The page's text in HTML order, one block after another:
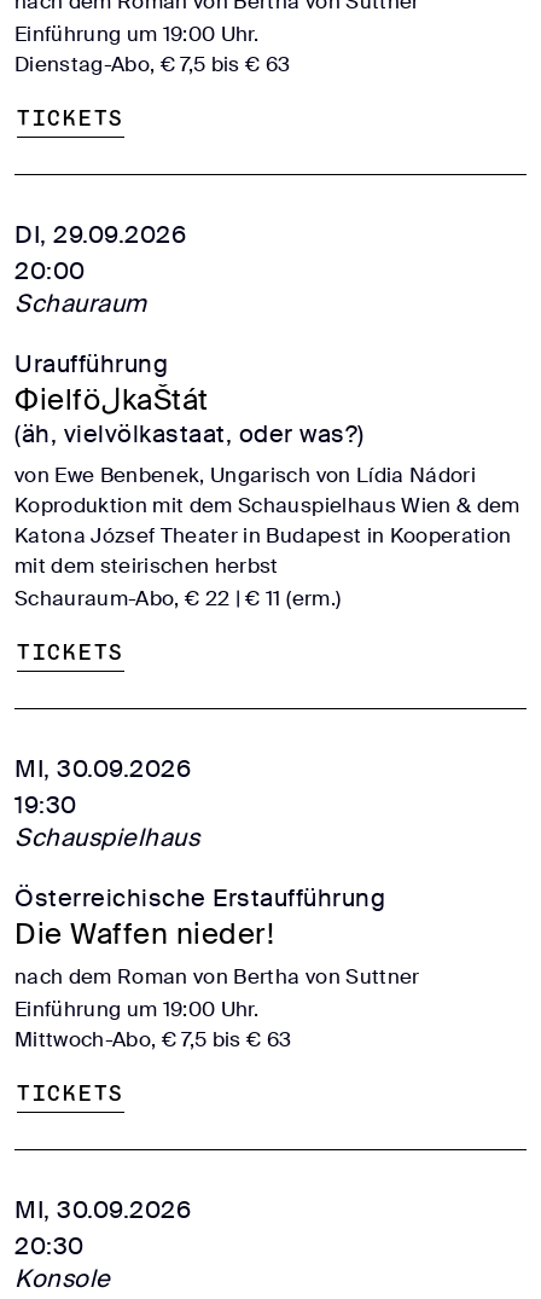
Einführung um 19:00 Uhr.
Dienstag-Abo, € 7,5 bis € 63
Tickets
DI, 29.09.2026
20:00
Schauraum
Uraufführung
ФielföلkaŠtát
(äh, vielvölkastaat, oder was?)
von Ewe Benbenek, Ungarisch von Lídia Nádori
Koproduktion mit dem Schauspielhaus Wien & dem
Katona József Theater in Budapest in Kooperation
mit dem steirischen herbst
Schauraum-Abo, € 22 | € 11 (erm.)
Tickets
MI, 30.09.2026
19:30
Schauspielhaus
Österreichische Erstaufführung
Die Waffen nieder!
nach dem Roman von Bertha von Suttner
Einführung um 19:00 Uhr.
Mittwoch-Abo, € 7,5 bis € 63
Tickets
MI, 30.09.2026
20:30
Konsole